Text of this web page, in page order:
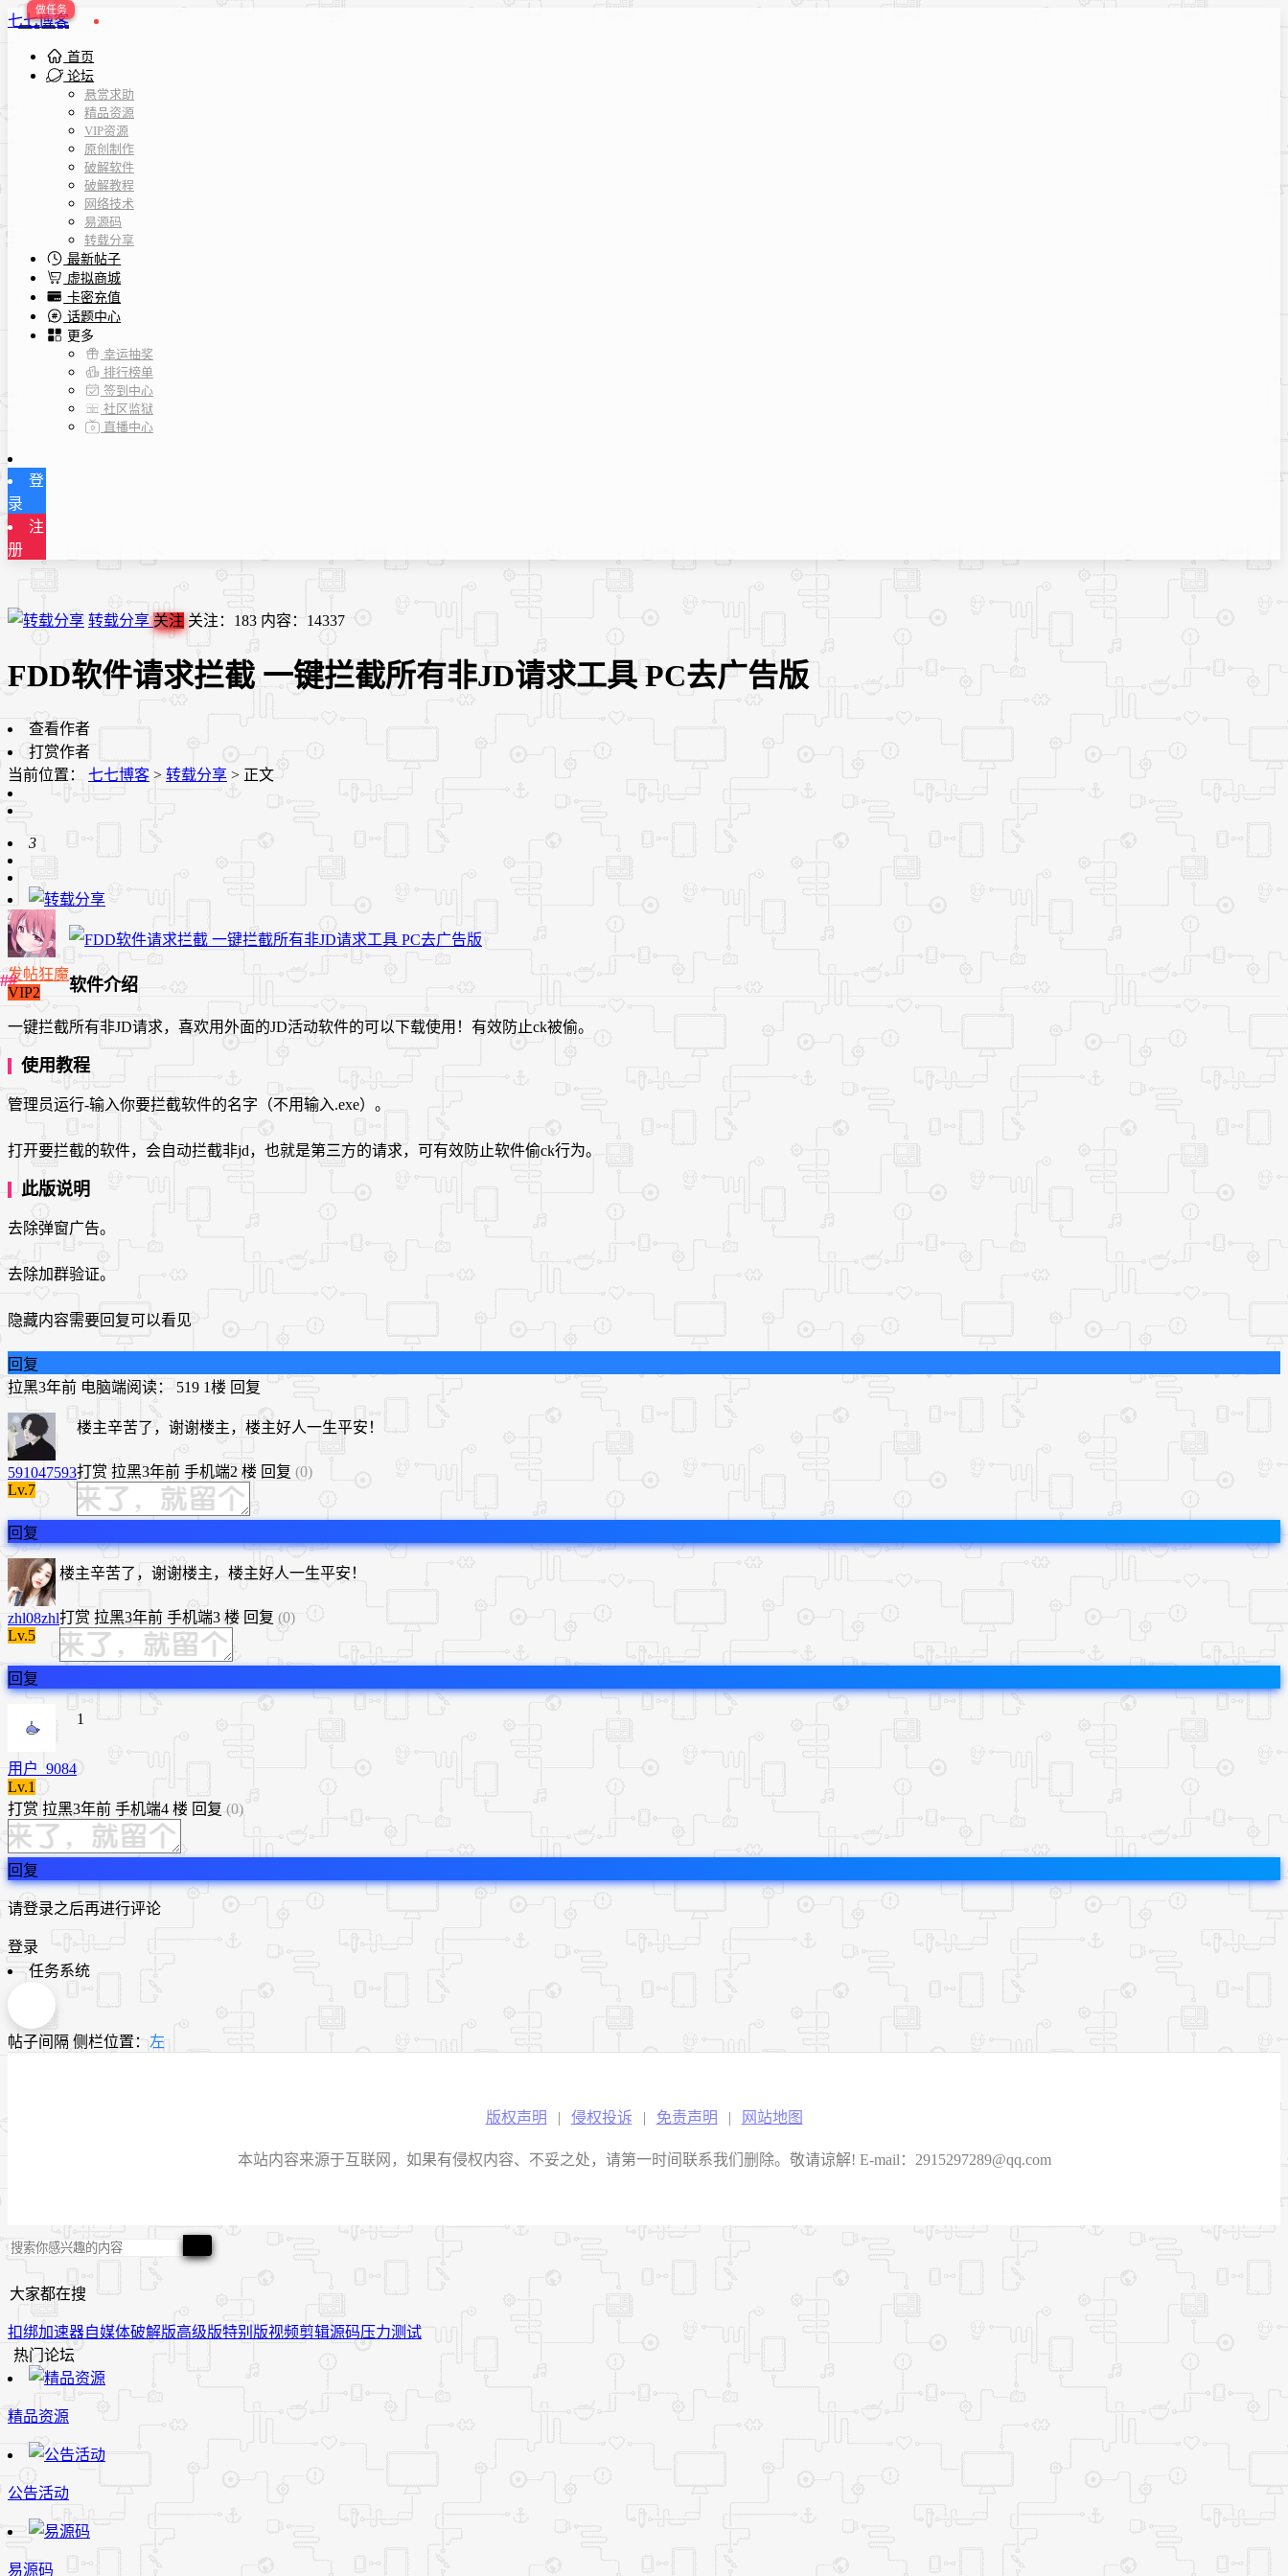
七七博客
首页
论坛
悬赏求助
精品资源
VIP资源
原创制作
破解软件
破解教程
网络技术
易源码
转载分享
最新帖子
虚拟商城
卡密充值
话题中心
更多
幸运抽奖
排行榜单
签到中心
社区监狱
直播中心
登
录
注
册
转载分享关注 关注： 183 内容： 14337
FDD软件请求拦截 一键拦截所有非JD请求工具 PC去广告版
查看作者
打赏作者
当前位置： 七七博客 > 转载分享 > 正文
3
发帖狂魔
VIP2
软件介绍
一键拦截所有非JD请求，喜欢用外面的JD活动软件的可以下载使用！有效防止ck被偷。
使用教程
管理员运行-输入你要拦截软件的名字（不用输入.exe）。
打开要拦截的软件，会自动拦截非jd，也就是第三方的请求，可有效防止软件偷ck行为。
此版说明
去除弹窗广告。
去除加群验证。
隐藏内容需要回复可以看见
回复
拉黑3年前 电脑端阅读： 519 1楼 回复
591047593
Lv.7
楼主辛苦了，谢谢楼主，楼主好人一生平安！
打赏 拉黑3年前 手机端2 楼 回复 (0)
回复
zhl08zhl
Lv.5
楼主辛苦了，谢谢楼主，楼主好人一生平安！
打赏 拉黑3年前 手机端3 楼 回复 (0)
回复
用户_9084
Lv.1
1
打赏 拉黑3年前 手机端4 楼 回复 (0)
回复
请登录之后再进行评论
登录
任务系统
帖子间隔 侧栏位置： 左
版权声明 | 侵权投诉 | 免责声明 | 网站地图
本站内容来源于互联网，如果有侵权内容、不妥之处，请第一时间联系我们删除。敬请谅解! E-mail：2915297289@qq.com
大家都在搜
扣绑加速器自媒体破解版高级版特别版视频剪辑源码压力测试
热门论坛
精品资源
公告活动
易源码